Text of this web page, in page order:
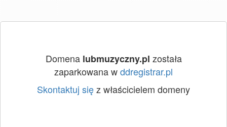
Domena lubmuzyczny.pl została
zaparkowana wddregistrar.pl
Skontaktuj sięz właścicielem domeny